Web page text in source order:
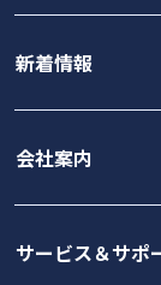
新着情報
会社案内
サービス＆サポ